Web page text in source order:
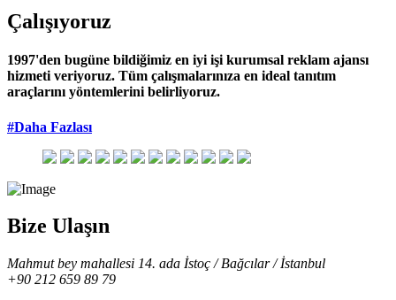
Çalışıyoruz
1997'den bugüne bildiğimiz en iyi işi kurumsal reklam ajansı
hizmeti veriyoruz. Tüm çalışmalarınıza en ideal tanıtım
araçlarını yöntemlerini belirliyoruz.
#Daha Fazlası
Bize Ulaşın
Mahmut bey mahallesi 14. ada İstoç / Bağcılar / İstanbul
+90 212 659 89 79